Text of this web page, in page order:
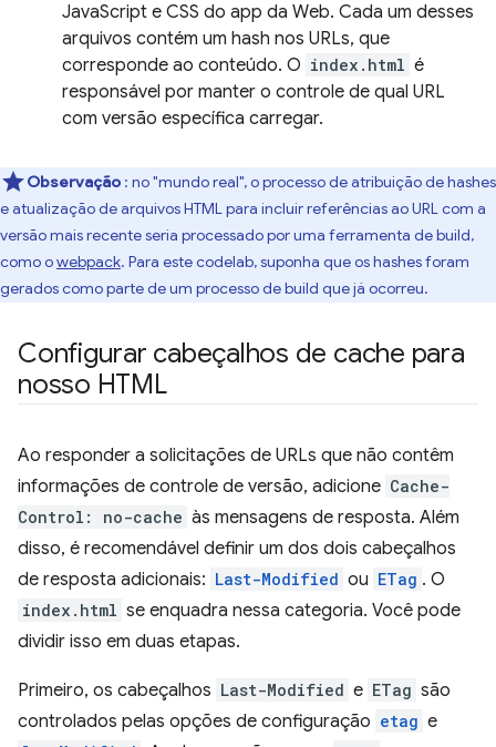
JavaScript e CSS do app da Web. Cada um desses
arquivos contém um hash nos URLs, que
corresponde ao conteúdo. O index.html é
responsável por manter o controle de qual URL
com versão específica carregar.
Observação : no "mundo real", o processo de atribuição de hashes
e atualização de arquivos HTML para incluir referências ao URL com a
versão mais recente seria processado por uma ferramenta de build,
como owebpack. Para este codelab, suponha que os hashes foram
gerados como parte de um processo de build que já ocorreu.
Configurar cabeçalhos de cache para
nosso HTML
Ao responder a solicitações de URLs que não contêm
informações de controle de versão, adicione Cache-
Control: no-cache às mensagens de resposta. Além
disso, é recomendável definir um dos dois cabeçalhos
de resposta adicionais: Last-Modified ou ETag . O
index.html se enquadra nessa categoria. Você pode
dividir isso em duas etapas.
Primeiro, os cabeçalhos Last-Modified e ETag são
controlados pelas opções de configuração etag e